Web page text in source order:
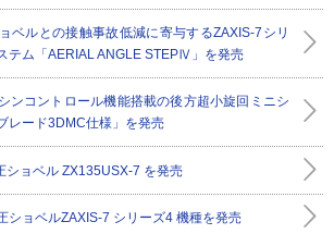
ベルとの接触事故低減に寄与するZAXIS-7シリ
テム「AERIAL ANGLE STEPⅣ」を発売
ンコントロール機能搭載の後方超小旋回ミニシ
レード3DMC仕様」を発売
ショベル ZX135USX-7 を発売
ショベルZAXIS-7 シリーズ4 機種を発売